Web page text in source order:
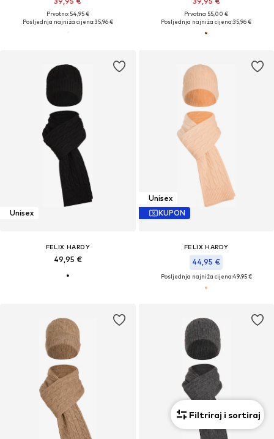
Prvotno: 54,95 €
Posljednja najniža cijena:35,96 €
Prvotno: 55,00 €
Posljednja najniža cijena:35,96 €
Unisex
FELIX HARDY
49,95 €
Unisex
KUPON
FELIX HARDY
44,95 €
Posljednja najniža cijena:49,95 €
Filtriraj i sortiraj